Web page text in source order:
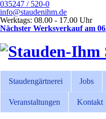
035247 / 520-0
info@staudenihm.de
Werktags: 08.00 - 17.00 Uhr
Nächster Werksverkauf am
Staudengärtnerei Jobs
Veranstaltungen Kontakt